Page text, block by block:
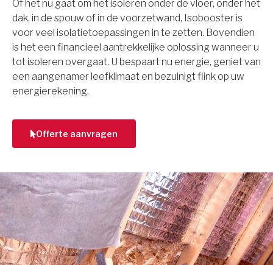
Of het nu gaat om het isoleren onder de vloer, onder het
dak, in de spouw of in de voorzetwand, Isobooster is
voor veel isolatietoepassingen in te zetten. Bovendien
is het een financieel aantrekkelijke oplossing wanneer u
tot isoleren overgaat. U bespaart nu energie, geniet van
een aangenamer leefklimaat en bezuinigt flink op uw
energierekening.
Offerte aanvragen